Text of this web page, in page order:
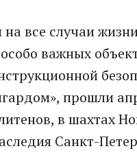
на все случаи
важных
прошли
в шахтах
Санкт-